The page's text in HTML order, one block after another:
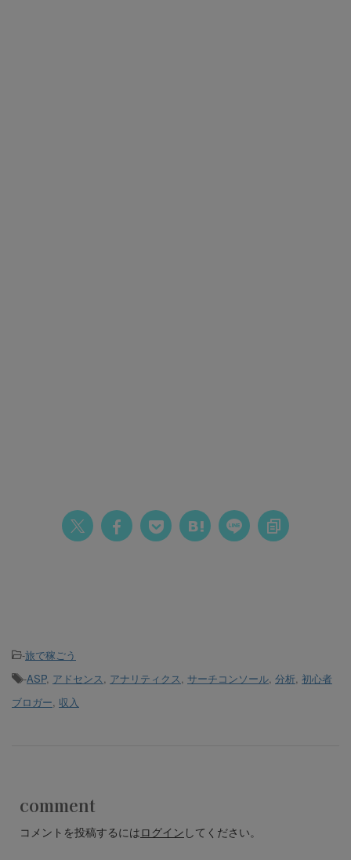
-旅で稼ごう
-ASP, アドセンス アナリティクス サーチコンソール 分析 初心者
ブロガー 収入
comment
コメントを投稿するにはログイン してください。